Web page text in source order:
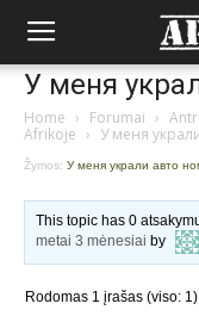
У меня
Home › Forumai ›
Afrikoje › У меня
Žymos: У меня украли авто
This topic has 0
metai 3 mėnesiai by
Rodomas 1 įrašas (viso: 1)